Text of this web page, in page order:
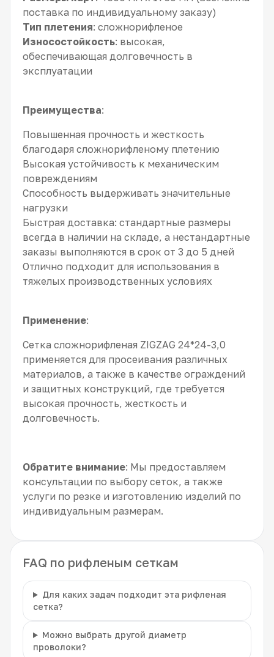
поставка по индивидуальному заказу)
Тип плетения: сложнорифленое
Износостойкость: высокая,
обеспечивающая долговечность в
эксплуатации
Преимущества:
Повышенная прочность и жесткость
благодаря сложнорифленому плетению
Высокая устойчивость к механическим
повреждениям
Способность выдерживать значительные
нагрузки
Быстрая доставка: стандартные размеры
всегда в наличии на складе, а нестандартные
заказы выполняются в срок от 3 до 5 дней
Отлично подходит для использования в
тяжелых производственных условиях
Применение:
Сетка сложнорифленая ZIGZAG 24*24-3,0
применяется для просеивания различных
материалов, а также в качестве ограждений
и защитных конструкций, где требуется
высокая прочность, жесткость и
долговечность.
Обратите внимание: Мы предоставляем
консультации по выбору сеток, а также
услуги по резке и изготовлению изделий по
индивидуальным размерам.
FAQ по рифленым сеткам
Для каких задач подходит эта рифленая
сетка?
Можно выбрать другой диаметр
проволоки?